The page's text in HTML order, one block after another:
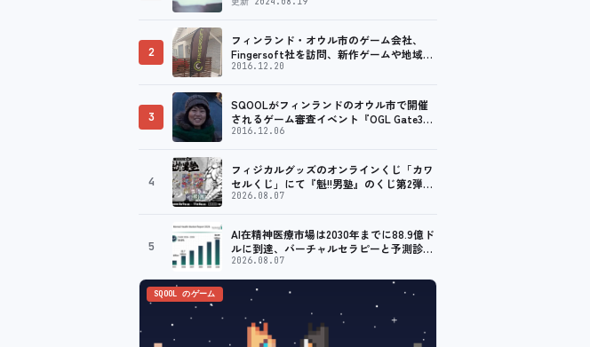
ュー依頼先一覧
2
フィンランド・オウル市のゲーム会社、
Fingersoft社を訪問、新作ゲームや地域貢
献について聞いてきました
2016.12.20
3
SQOOLがフィンランドのオウル市で開催
されるゲーム審査イベント『OGL Gate3』
のメディアパートナーに！
2016.12.06
4
フィジカルグッズのオンラインくじ「カワ
セルくじ」にて『魁!!男塾』のくじ第2弾が
販売開始！
2026.08.07
5
AI在精神医療市場は2030年までに88.9億ド
ルに到達、バーチャルセラピーと予測診断
の普及が加速
2026.08.07
SQOOL のゲーム